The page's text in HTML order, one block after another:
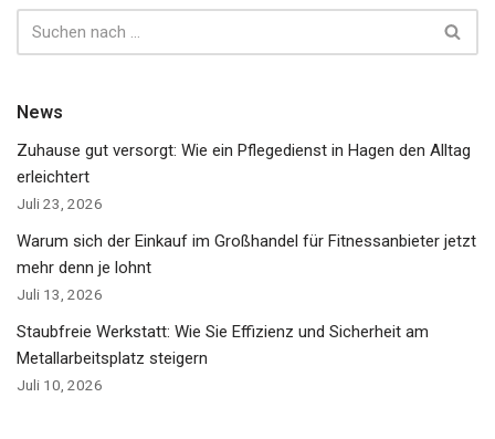
News
Zuhause gut versorgt: Wie ein Pflegedienst in Hagen den Alltag
erleichtert
Juli 23, 2026
Warum sich der Einkauf im Großhandel für Fitnessanbieter jetzt
mehr denn je lohnt
Juli 13, 2026
Staubfreie Werkstatt: Wie Sie Effizienz und Sicherheit am
Metallarbeitsplatz steigern
Juli 10, 2026